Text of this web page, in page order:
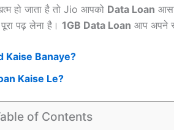
हो जाता है तो Jio आपको Data Loan
पढ़ लेना है। 1GB Data Loan आप अपने
Kaise Banaye?
Kaise Le?
of Contents